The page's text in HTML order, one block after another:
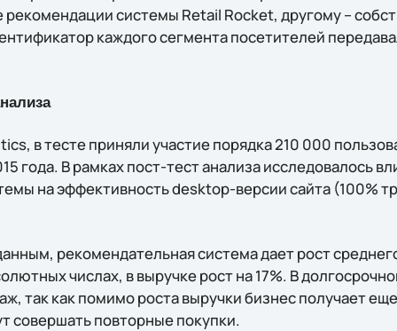
рекомендации системы Retail Rocket, другому –
каждого сегмента посетителей
в тесте приняли участие порядка 210 000
года. В рамках пост-тест анализа исследовалось
на эффективность desktop-версии сайта (100%
рекомендательная система дает рост
числах, в выручке рост на 17%. В
так как помимо роста выручки бизнес получает
совершать повторные покупки.